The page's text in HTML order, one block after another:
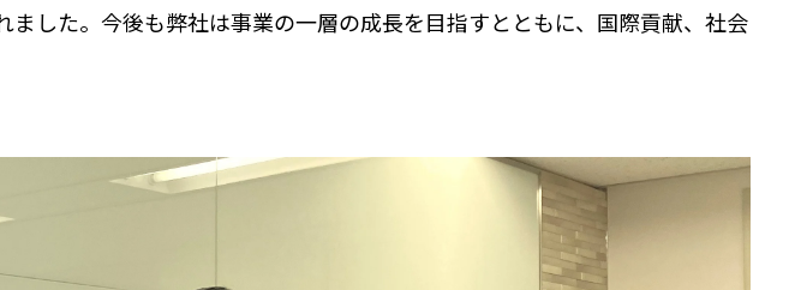
した。今後も弊社は事業の一層の成長を目指すとともに、国際貢献、社会